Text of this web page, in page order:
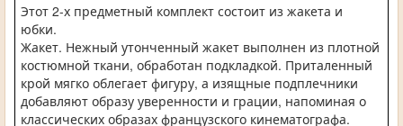
Этот 2-х предметный комплект состоит из жакета и
юбки.
Жакет. Нежный утонченный жакет выполнен из плотной
костюмной ткани, обработан подкладкой. Приталенный
крой мягко облегает фигуру, а изящные подплечники
добавляют образу уверенности и грации, напоминая о
классических образах французского кинематографа.